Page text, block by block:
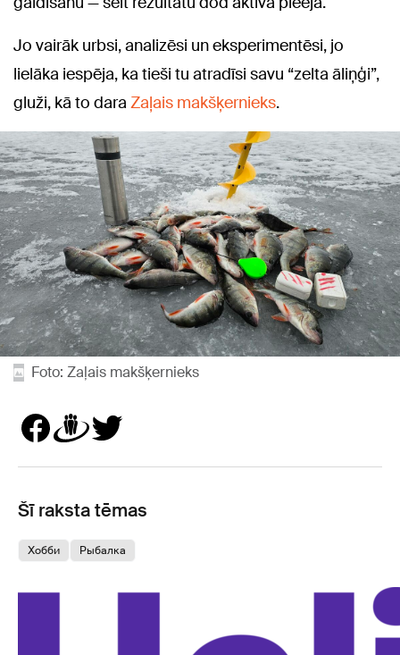
Jo vairāk urbsi, analizēsi un eksperimentēsi, jo
lielāka iespēja, ka tieši tu atradīsi savu “zelta āliņģi”,
gluži, kā to dara Zaļais makšķernieks.
Foto: Zaļais makšķernieks
Šī raksta tēmas
Хобби Pыбалка